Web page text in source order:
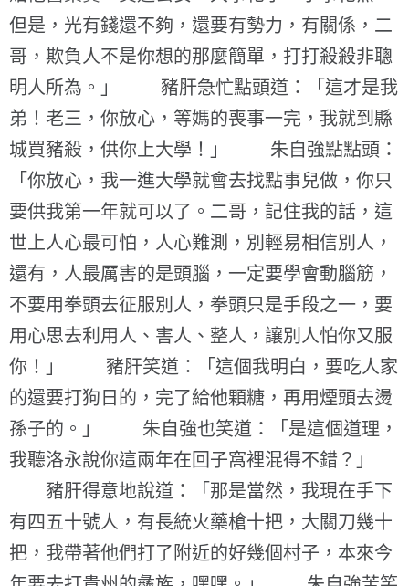
但是，光有錢還不夠，還要有勢力，有關係，二
哥，欺負人不是你想的那麼簡單，打打殺殺非聰
明人所為。」 豬肝急忙點頭道：「這才是我
弟！老三，你放心，等媽的喪事一完，我就到縣
城買豬殺，供你上大學！」 朱自強點點頭：
「你放心，我一進大學就會去找點事兒做，你只
要供我第一年就可以了。二哥，記住我的話，這
世上人心最可怕，人心難測，別輕易相信別人，
還有，人最厲害的是頭腦，一定要學會動腦筋，
不要用拳頭去征服別人，拳頭只是手段之一，要
用心思去利用人、害人、整人，讓別人怕你又服
你！」 豬肝笑道：「這個我明白，要吃人家
的還要打狗日的，完了給他顆糖，再用煙頭去燙
孫子的。」 朱自強也笑道：「是這個道理，
我聽洛永說你這兩年在回子窩裡混得不錯？」
豬肝得意地說道：「那是當然，我現在手下
有四五十號人，有長統火藥槍十把，大關刀幾十
把，我帶著他們打了附近的好幾個村子，本來今